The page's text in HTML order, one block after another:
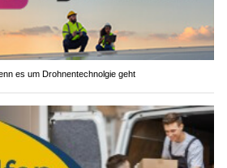
es um Drohnentechnolgie geht